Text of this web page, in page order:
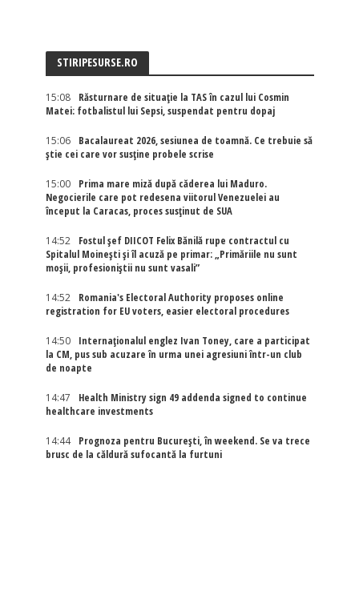
STIRIPESURSE.RO
15:08
Răsturnare de situație la TAS în cazul lui Cosmin
Matei: fotbalistul lui Sepsi, suspendat pentru dopaj
15:06
Bacalaureat 2026, sesiunea de toamnă. Ce trebuie să
știe cei care vor susține probele scrise
15:00
Prima mare miză după căderea lui Maduro.
Negocierile care pot redesena viitorul Venezuelei au
început la Caracas, proces susținut de SUA
14:52
Fostul șef DIICOT Felix Bănilă rupe contractul cu
Spitalul Moinești și îl acuză pe primar: „Primăriile nu sunt
moșii, profesioniștii nu sunt vasali”
14:52
Romania's Electoral Authority proposes online
registration for EU voters, easier electoral procedures
14:50
Internaţionalul englez Ivan Toney, care a participat
la CM, pus sub acuzare în urma unei agresiuni într-un club
de noapte
14:47
Health Ministry sign 49 addenda signed to continue
healthcare investments
14:44
Prognoza pentru București, în weekend. Se va trece
brusc de la căldură sufocantă la furtuni